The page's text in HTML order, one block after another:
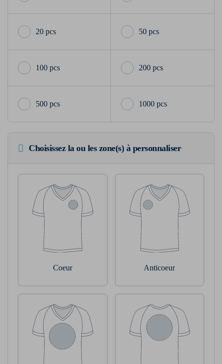
20 pcs 50 pcs
100 pcs 200 pcs
500 pcs 1000 pcs
Choisissez la ou les zone(s) à personnaliser
Coeur Anticoeur